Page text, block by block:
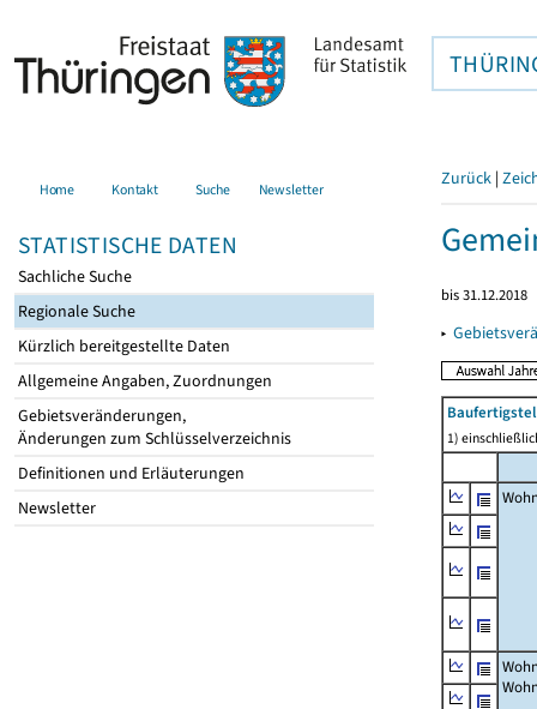
Home Kontakt Suche Newsletter
STATISTISCHE DATEN
Sachliche Suche
Regionale Suche
Kürzlich bereitgestellte Daten
Allgemeine Angaben, Zuordnungen
Gebietsveränderungen,
Änderungen zum Schlüsselverzeichnis
Definitionen und Erläuterungen
Newsletter
Zurück |
bis 31.12.2018
▸
1)